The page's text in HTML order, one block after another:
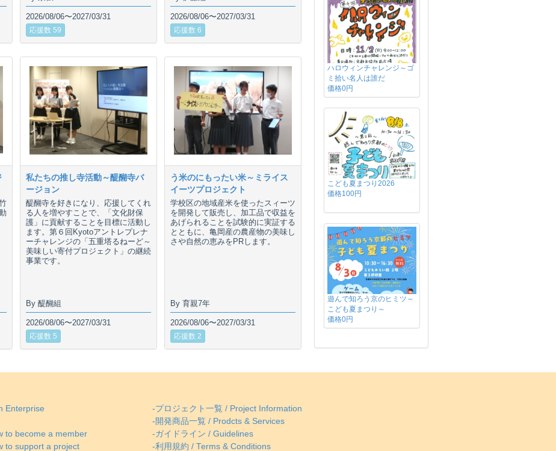
2026/08/06〜2027/03/31
応援数 59
2026/08/06〜2027/03/31
応援数 6
私たちの推し寺活動～醍醐寺バ
ージョン
醍醐寺を好きになり、応援してくれ
る人を増やすことで、「文化財保
護」に貢献することを目標に活動し
ます。第６回Kyotoアントレプレナ
ーチャレンジの「五重塔るねーど～
美味しい寄付プロジェクト」の継続
事業です。
By 醍醐組
2026/08/06〜2027/03/31
応援数 5
う米のにもったい米～ミライス
イーツプロジェクト
学校区の地域産米を使ったスィーツ
を開発して販売し、加工品で収益を
あげられることを試験的に実証する
とともに、亀岡産の農産物の美味し
さや自然の恵みをPRします。
By 育親7年
2026/08/06〜2027/03/31
応援数 2
ハロウィンチャレンジ～ゴ
ミ拾い名人は誰だ
価格0円
こども夏まつり2026
価格100円
遊んで知ろう京のヒミツ～
こども夏まつり～
価格0円
Enterprise
-プロジェクト一覧 / Project Information
-開発商品一覧 / Prodcts & Services
to become a member
-ガイドライン / Guidelines
to support a project
-利用規約 / Terms & Conditions